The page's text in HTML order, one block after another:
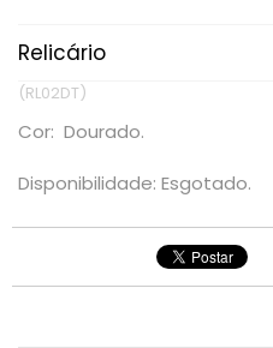
Relicário
(RL02DT)
Cor: Dourado.
Disponibilidade: Esgotado.